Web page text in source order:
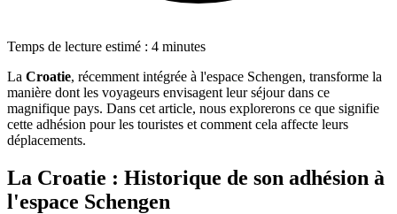
Temps de lecture estimé : 4 minutes
La Croatie, récemment intégrée à l'espace Schengen, transforme la
manière dont les voyageurs envisagent leur séjour dans ce
magnifique pays. Dans cet article, nous explorerons ce que signifie
cette adhésion pour les touristes et comment cela affecte leurs
déplacements.
La Croatie : Historique de son adhésion à
l'espace Schengen